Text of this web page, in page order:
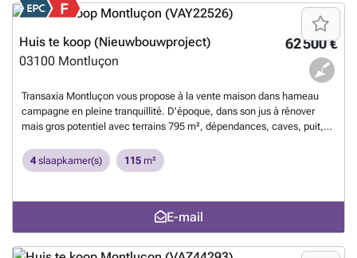
62 500 €
Huis te koop (Nieuwbouwproject)
03100 Montluçon
Transaxia Montluçon vous propose à la vente maison dans hameau
campagne en pleine tranquillité. D'époque, dans son jus à rénover
mais gros potentiel avec terrains 795 m², dépendances, caves, puit,
chambres - salle d'eau wc - cuisine - salon salle à manger. ETAGE : 2
chambres - 1 grande pièce.1 petite cave à vin et 1 cave plus grande
arborés mi fruitiers mi ornement. Possibilité de faire un jardin
potager.Pascal Tesson agent commercial RSAC Montluçon
327361705 - Prix FAI inclus charge vendeur mais hors frais de
notaire.Meer weten?
4slaapkamer(s) 115 m²
E-mail